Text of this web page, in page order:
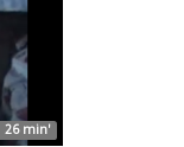
26 min'